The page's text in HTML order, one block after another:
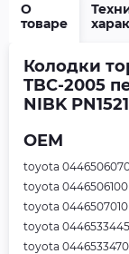
О
товаре
Колодки
TBC-2005
NIBK
OEM
toyota
toyota 0446506100
toyota 0446507010
toyota 0446533445
toyota 0446533470